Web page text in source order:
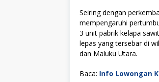
Seiring dengan
mempengaruhi
3 unit pabrik kelapa
lepas yang tersebar di
dan Maluku Utara.
Baca: Info Lowongan